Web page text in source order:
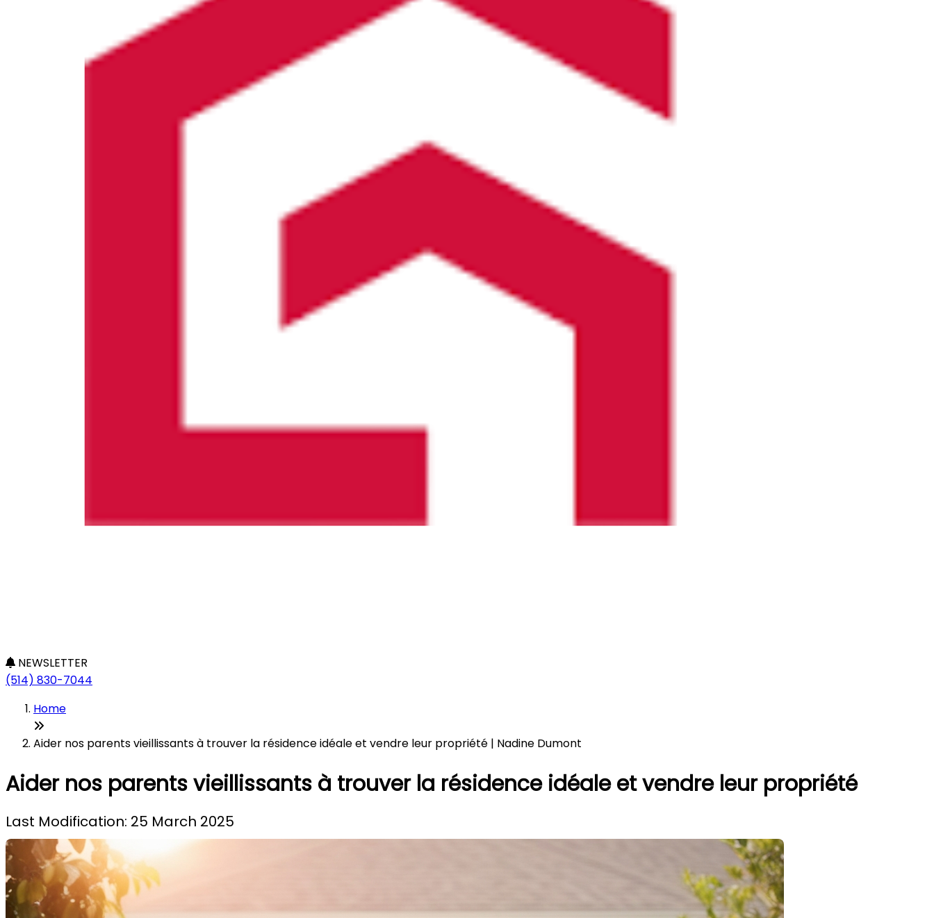
NEWSLETTER
(514) 830-7044
Home
Aider nos parents vieillissants à trouver la résidence idéale et vendre leur propriété | Nadine Dumont
Aider nos parents vieillissants à trouver la résidence idéale et vendre leur propriété
Last Modification: 25 March 2025